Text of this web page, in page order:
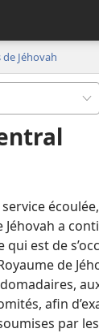
Jéhovah
Jéhovah a
est de
de
afin
par